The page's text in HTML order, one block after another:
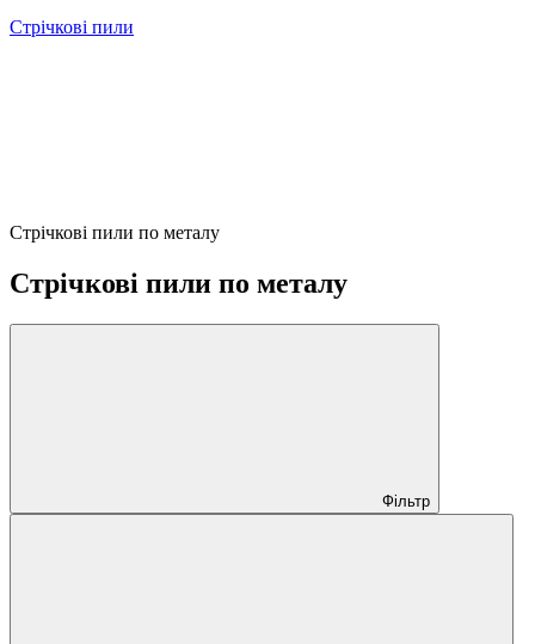
Стрічкові пили
Стрічкові пили по металу
Стрічкові пили по металу
Фільтр